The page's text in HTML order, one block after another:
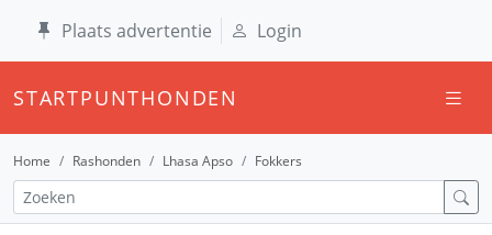
Plaats advertentie Login
STARTPUNTHONDEN
Home Rashonden Lhasa Apso Fokkers